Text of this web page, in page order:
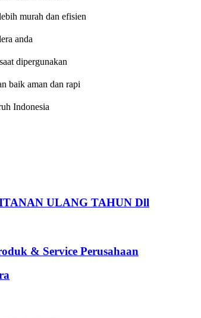
murah dan efisien
anda
dipergunakan
baik aman dan rapi
Indonesia
ULANG TAHUN Dll
& Service Perusahaan